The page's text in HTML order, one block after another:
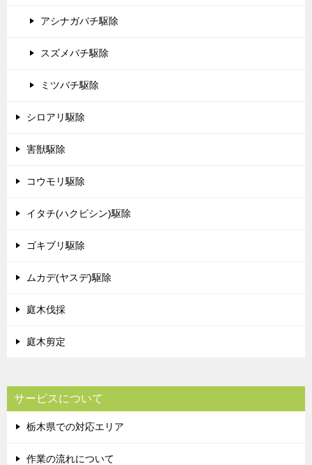
アシナガバチ駆除
スズメバチ駆除
ミツバチ駆除
シロアリ駆除
害獣駆除
コウモリ駆除
イタチ(ハクビシン)駆除
ゴキブリ駆除
ムカデ(ヤスデ)駆除
庭木伐採
庭木剪定
サービスについて
栃木県での対応エリア
作業の流れについて